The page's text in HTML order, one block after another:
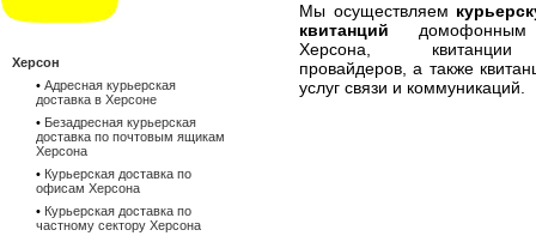
Херсон
• Адресная курьерская
доставка в Херсоне
• Безадресная курьерская
доставка по почтовым ящикам
Херсона
• Курьерская доставка по
офисам Херсона
• Курьерская доставка по
частному сектору Херсона
Мы осуществляем
квитанций домофонным
Херсона, квитанции
провайдеров, а также
услуг связи и коммуникаций.